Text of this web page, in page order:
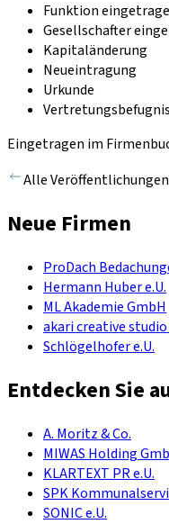
Funktion
Gesellschafter
Kapitaländerung
Neueintragung
Urkunde
Eingetragen im
Alle
Neue Firmen
ProDach
Hermann Huber e.U.
ML Akademie GmbH
akari creative studio
Schlögelhofer e.U.
Entdecken Sie
A. Moritz & Co.
MIWAS Holding
KLARTEXT PR e.U.
SPK
SONIC e.U.